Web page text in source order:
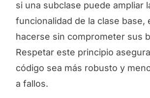
si una subclase puede ampliar
funcionalidad de la clase base,
hacerse sin comprometer sus
Respetar este principio
código sea más robusto y
a fallos.